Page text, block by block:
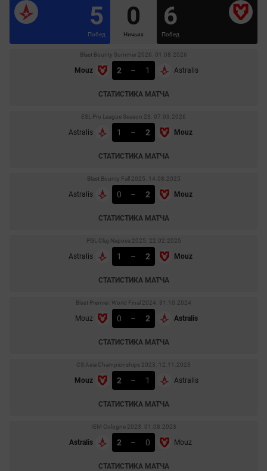
5
Побед
0
Ничьих
6
Побед
Blast Bounty Summer 2026. 01.08.2026
Mouz 2 – 1 Astralis
СТАТИСТИКА МАТЧА
ESL Pro League Season 23. 07.03.2026
Astralis 1 – 2 Mouz
СТАТИСТИКА МАТЧА
Blast Bounty Fall 2025. 14.08.2025
Astralis 0 – 2 Mouz
СТАТИСТИКА МАТЧА
PGL Cluj-Napoca 2025. 22.02.2025
Astralis 1 – 2 Mouz
СТАТИСТИКА МАТЧА
Blast Premier: World Final 2024. 31.10.2024
Mouz 0 – 2 Astralis
СТАТИСТИКА МАТЧА
CS Asia Championships 2023. 12.11.2023
Mouz 2 – 1 Astralis
СТАТИСТИКА МАТЧА
IEM Cologne 2023. 01.08.2023
Astralis 2 – 0 Mouz
СТАТИСТИКА МАТЧА